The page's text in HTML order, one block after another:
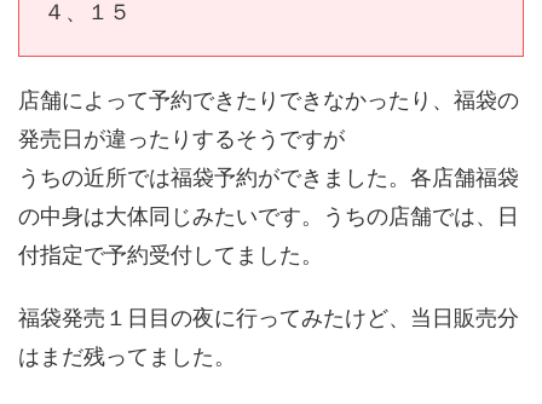
４、１５
店舗によって予約できたりできなかったり、福袋の
発売日が違ったりするそうですが
うちの近所では福袋予約ができました。各店舗福袋
の中身は大体同じみたいです。うちの店舗では、日
付指定で予約受付してました。
福袋発売１日目の夜に行ってみたけど、当日販売分
はまだ残ってました。